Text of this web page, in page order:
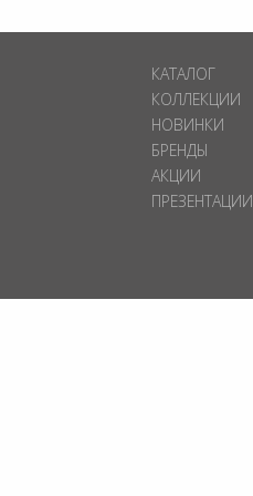
КАТАЛОГ
КОЛЛЕКЦИИ
НОВИНКИ
БРЕНДЫ
АКЦИИ
ПРЕЗЕНТАЦИИ